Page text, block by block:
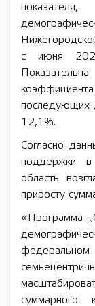
с июня
последующих
12,1%.
Согласно
поддержки
область
приросту
«Программа
суммарного